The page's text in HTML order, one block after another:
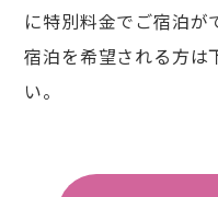
に特別料金でご宿泊が
宿泊を希望される方は
い。